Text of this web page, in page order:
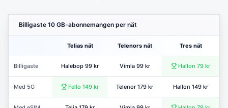
Billigaste 10 GB-abonnemangen per nät
Telias nät Telenors nät Tres nät
Billigaste Halebop 99 kr Vimla 99 kr Hallon 79 kr
Med 5G Fello 149 kr Telenor 179 kr Hallon 149 kr